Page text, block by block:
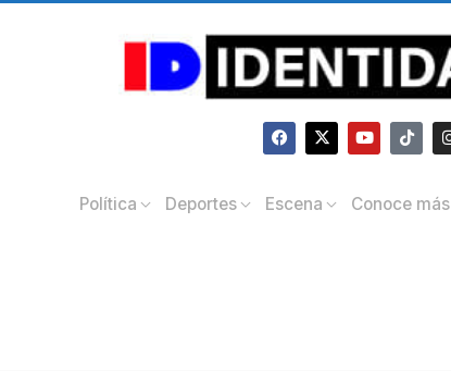
Política Deportes Escena Conoce más